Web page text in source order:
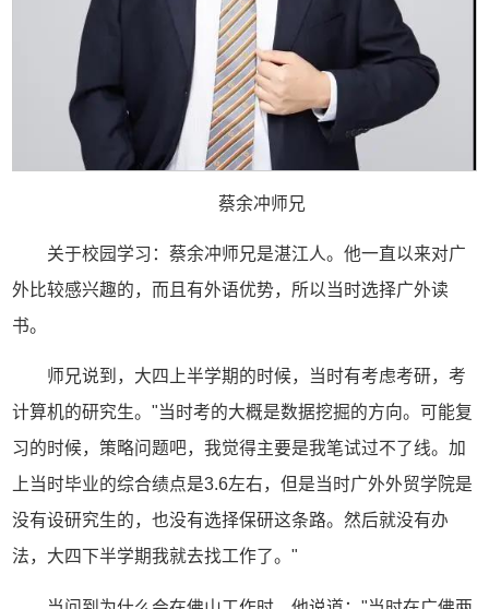
蔡余冲师兄
关于校园学习：蔡余冲师兄是湛江人。他一直以来对广
外比较感兴趣的，而且有外语优势，所以当时选择广外读
书。
师兄说到，大四上半学期的时候，当时有考虑考研，考
计算机的研究生。"当时考的大概是数据挖掘的方向。可能复
习的时候，策略问题吧，我觉得主要是我笔试过不了线。加
上当时毕业的综合绩点是3.6左右，但是当时广外外贸学院是
没有设研究生的，也没有选择保研这条路。然后就没有办
法，大四下半学期我就去找工作了。"